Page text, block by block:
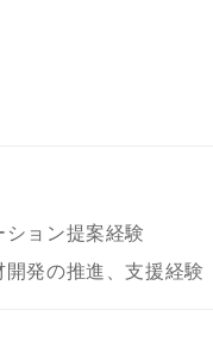
ション提案経験
開発の推進、支援経験